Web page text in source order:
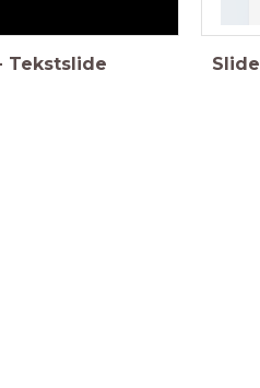
Tekstslide Slide